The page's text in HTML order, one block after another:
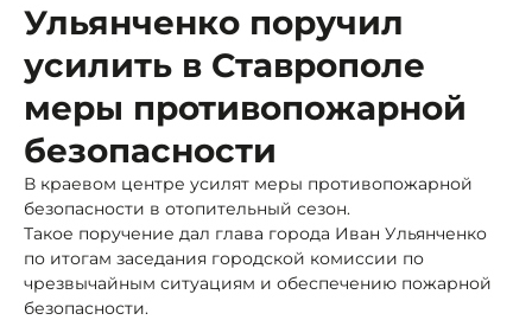
Ульянченко поручил
усилить в Ставрополе
меры противопожарной
безопасности
В краевом центре усилят меры противопожарной
безопасности в отопительный сезон.
Такое поручение дал глава города Иван Ульянченко
по итогам заседания городской комиссии по
чрезвычайным ситуациям и обеспечению пожарной
безопасности.